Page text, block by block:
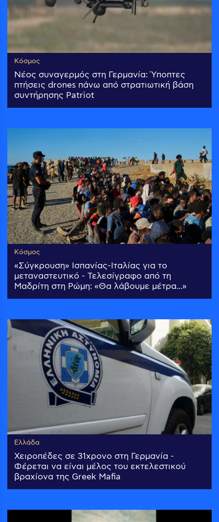
Κόσμος
Νέος συναγερμός στη Γερμανία: Ύποπτες
πτήσεις drones πάνω από στρατιωτική βάση
συντήρησης Patriot
Κόσμος
«Σύγκρουση» Ισπανίας-Ιταλίας για το
μεταναστευτικό - Τελεσίγραφο από τη
Μαδρίτη στη Ρώμη: «Θα λάβουμε μέτρα...»
Ελλάδα
Χειροπέδες σε 31χρονο στη Γερμανία -
Φέρεται να είναι μέλος του εκτελεστικού
βραχίονα της Greek Mafia